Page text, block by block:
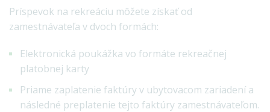
Príspevok na rekreáciu môžete získať od
zamestnávateľa v dvoch formách:
Elektronická poukážka vo formáte rekreačnej
platobnej karty
Priame zaplatenie faktúry v ubytovacom zariadení a
následné preplatenie tejto faktúry zamestnávateľom.